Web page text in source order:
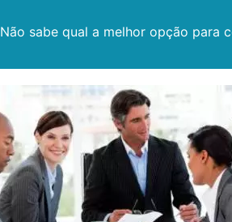
Não sabe qual a melhor opção para